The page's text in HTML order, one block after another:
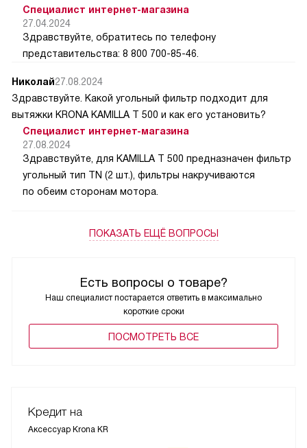
Есть вопросы о товаре?
Наш специалист постарается ответить в максимально
короткие сроки
ПОCМОТРЕТЬ ВСЕ
Специалист интернет-магазина
27.04.2024
Здравствуйте, обратитесь по телефону
представительства: 8 800 700-85-46.
Николай27.08.2024
Здравствуйте. Какой угольный фильтр подходит для
вытяжки KRONA KAMILLA T 500 и как его установить?
Специалист интернет-магазина
27.08.2024
Здравствуйте, для KAMILLA T 500 предназначен фильтр
угольный тип TN (2 шт.), фильтры накручиваются
по обеим сторонам мотора.
ПОКАЗАТЬ ЕЩЁ ВОПРОСЫ
Кредит на
Аксессуар Krona KR